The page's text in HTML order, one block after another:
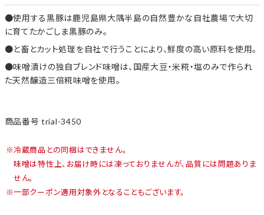
使用する黒豚は鹿児島県大隅半島の自然豊かな自社農場で大切
に育てたかごしま黒豚のみ。
と畜とカット処理を自社で行うことにより、鮮度の高い原料を使用。
味噌漬けの独自ブレンド味噌は、国産大豆・米糀・塩のみで作られ
た天然醸造三倍糀味噌を使用。
商品番号 trial-3450
冷蔵商品との同梱はできません。
味噌は特性上、お届け時には凍っておりませんが、品質には問題ありま
せん。
一部クーポン適用対象外となることもございます。